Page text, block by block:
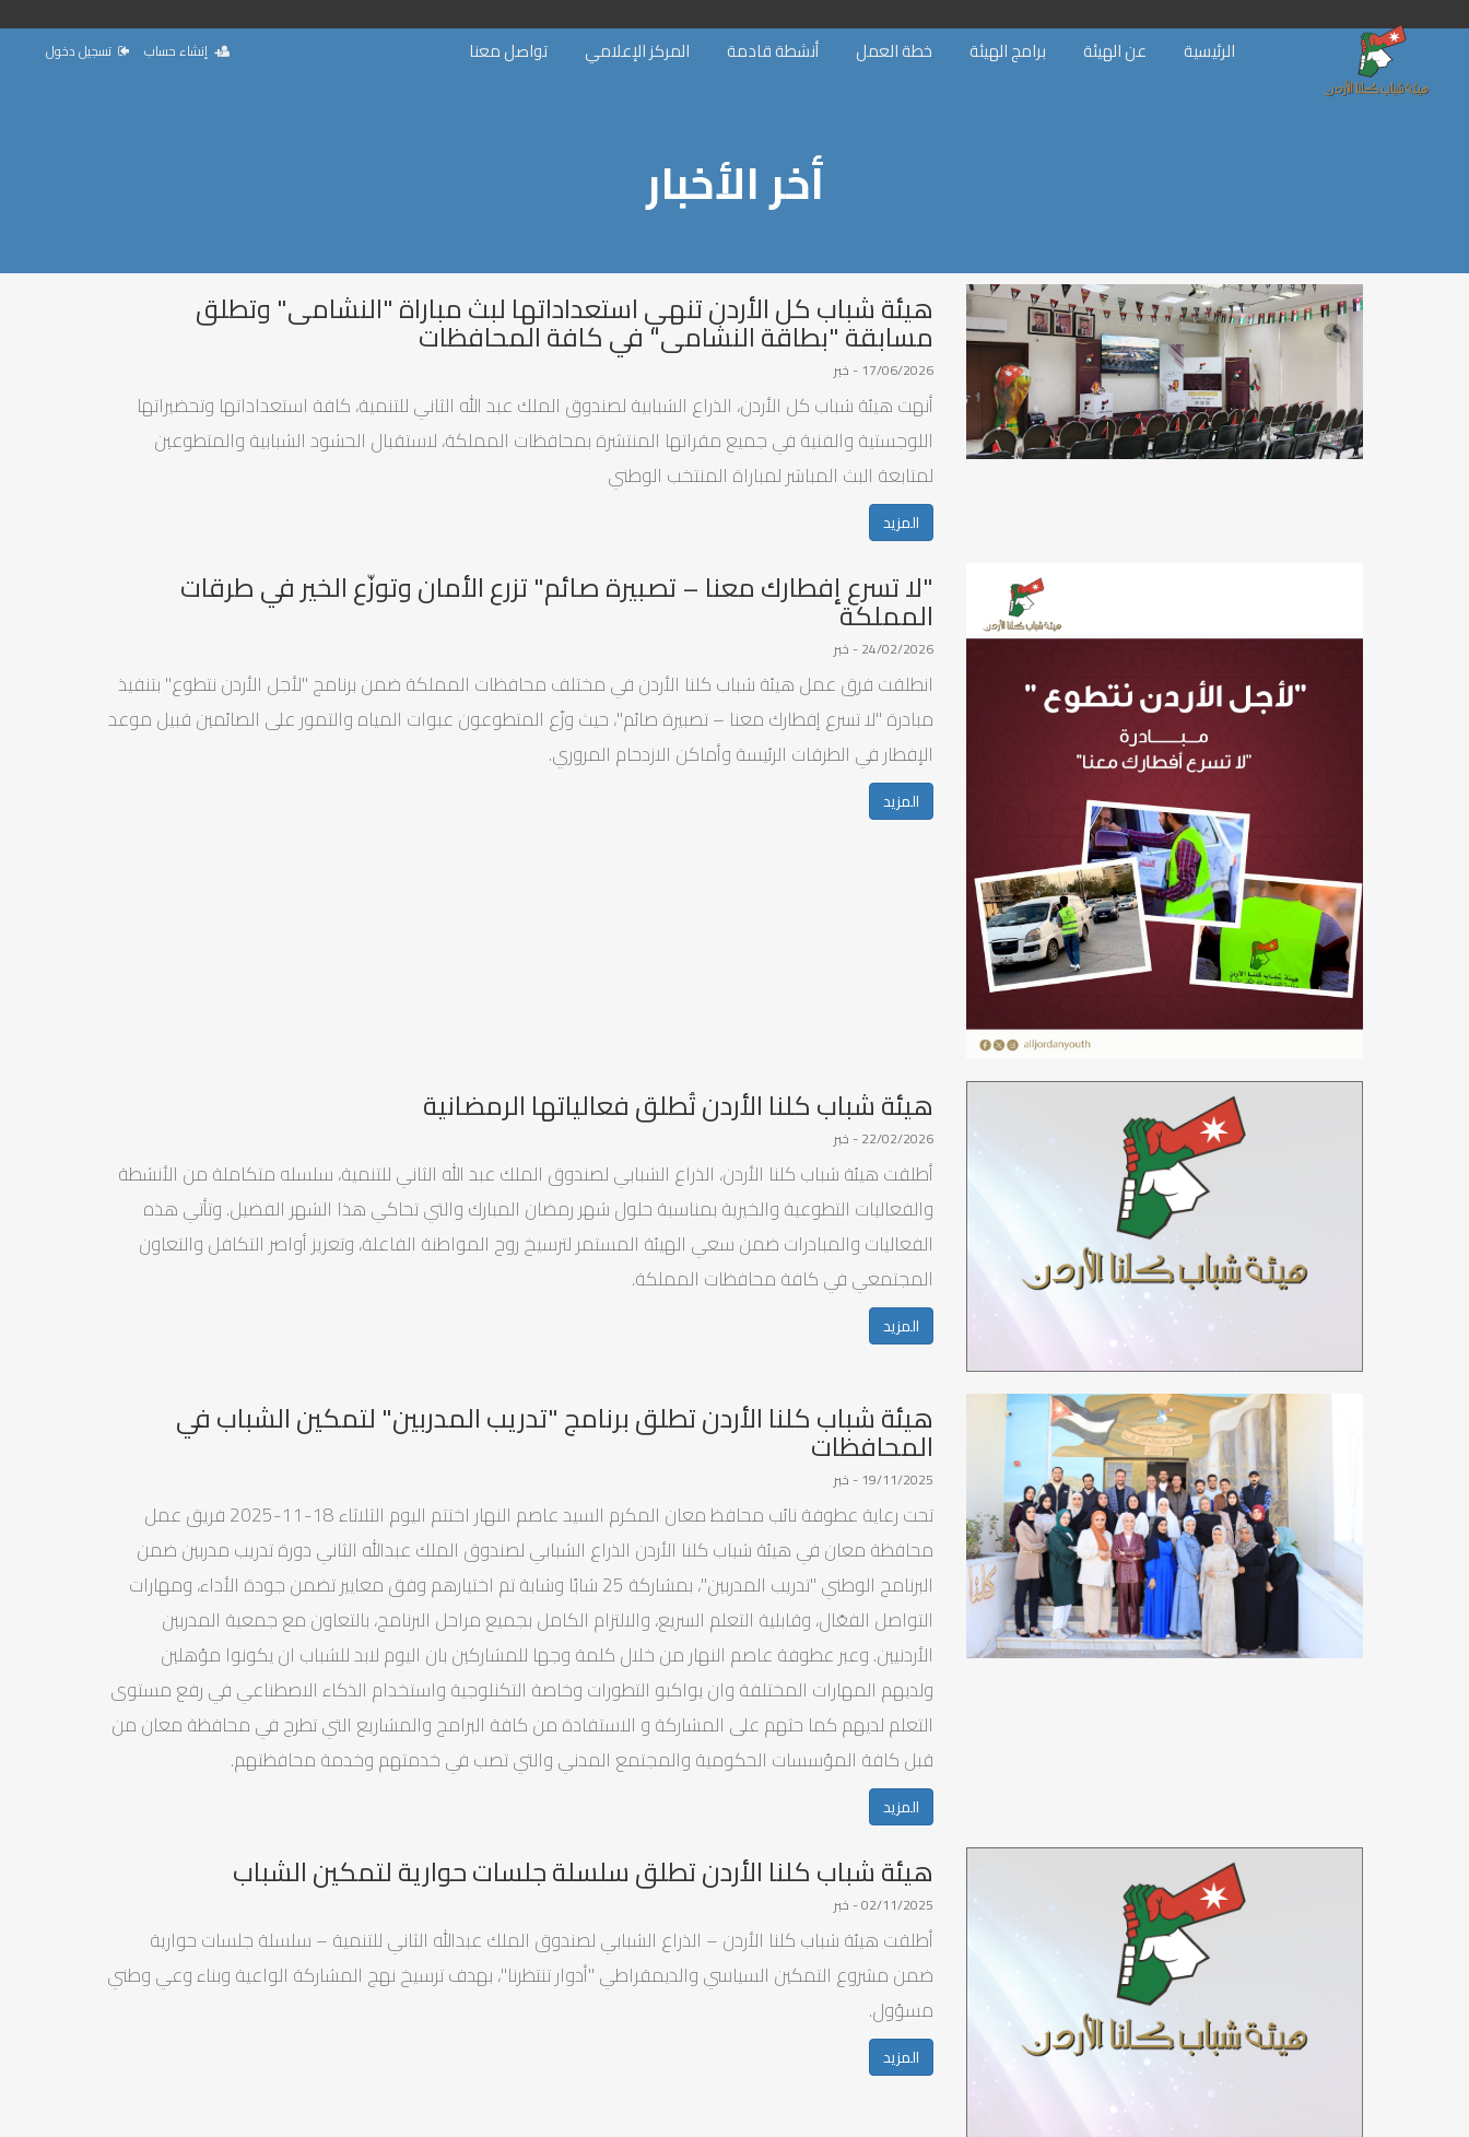
الرئيسية عن الهيئة برامج الهيئة خطة العمل أنشطة قادمة المركز الإعلامي تواصل معنا إنشاء حساب تسجيل دخول
أخر الأخبار
هيئة شباب كل الأردن تنهي استعداداتها لبث مباراة "النشامى" وتطلق
مسابقة "بطاقة النشامى" في كافة المحافظات
17/06/2026 - خبر
أنهت هيئة شباب كل الأردن، الذراع الشبابية لصندوق الملك عبد الله الثاني للتنمية، كافة استعداداتها وتحضيراتها
اللوجستية والفنية في جميع مقراتها المنتشرة بمحافظات المملكة، لاستقبال الحشود الشبابية والمتطوعين
لمتابعة البث المباشر لمباراة المنتخب الوطني
المزيد
"لا تسرع إفطارك معنا – تصبيرة صائم" تزرع الأمان وتوزّع الخير في طرقات
المملكة
24/02/2026 - خبر
انطلقت فرق عمل هيئة شباب كلنا الأردن في مختلف محافظات المملكة ضمن برنامج "لأجل الأردن نتطوع" بتنفيذ
مبادرة "لا تسرع إفطارك معنا – تصبيرة صائم"، حيث وزّع المتطوعون عبوات المياه والتمور على الصائمين قبيل موعد
الإفطار في الطرقات الرئيسة وأماكن الازدحام المروري.
المزيد
هيئة شباب كلنا الأردن تُطلق فعالياتها الرمضانية
22/02/2026 - خبر
أطلقت هيئة شباب كلنا الأردن، الذراع الشبابي لصندوق الملك عبد الله الثاني للتنمية، سلسله متكاملة من الأنشطة
والفعاليات التطوعية والخيرية بمناسبة حلول شهر رمضان المبارك والتي تحاكي هذا الشهر الفضيل. وتأتي هذه
الفعاليات والمبادرات ضمن سعي الهيئة المستمر لترسيخ روح المواطنة الفاعلة، وتعزيز أواصر التكافل والتعاون
المجتمعي في كافة محافظات المملكة.
المزيد
هيئة شباب كلنا الأردن تطلق برنامج "تدريب المدربين" لتمكين الشباب في
المحافظات
19/11/2025 - خبر
تحت رعاية عطوفة نائب محافظ معان المكرم السيد عاصم النهار اختتم اليوم الثلاثاء 18-11-2025 فريق عمل
محافظة معان في هيئة شباب كلنا الأردن الذراع الشبابي لصندوق الملك عبدالله الثاني دورة تدريب مدربين ضمن
البرنامج الوطني "تدريب المدربين"، بمشاركة 25 شابًا وشابة تم اختيارهم وفق معايير تضمن جودة الأداء، ومهارات
التواصل الفعّال، وقابلية التعلم السريع، والالتزام الكامل بجميع مراحل البرنامج، بالتعاون مع جمعية المدربين
الأردنيين. وعبر عطوفة عاصم النهار من خلال كلمة وجها للمشاركين بان اليوم لابد للشباب ان يكونوا مؤهلين
ولديهم المهارات المختلفة وان يواكبو التطورات وخاصة التكنلوجية واستخدام الذكاء الاصطناعي في رفع مستوى
التعلم لديهم كما حثهم على المشاركة و الاستفادة من كافة البرامج والمشاريع التي تطرح في محافظة معان من
قبل كافة المؤسسات الحكومية والمجتمع المدني والتي تصب في خدمتهم وخدمة محافظتهم.
المزيد
هيئة شباب كلنا الأردن تطلق سلسلة جلسات حوارية لتمكين الشباب
02/11/2025 - خبر
أطلقت هيئة شباب كلنا الأردن – الذراع الشبابي لصندوق الملك عبدالله الثاني للتنمية – سلسلة جلسات حوارية
ضمن مشروع التمكين السياسي والديمقراطي "أدوار تنتظرنا"، بهدف ترسيخ نهج المشاركة الواعية وبناء وعي وطني
مسؤول.
المزيد